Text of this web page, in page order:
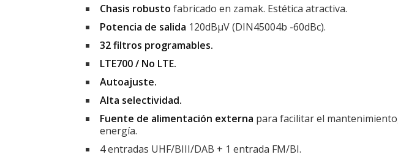
Chasis robusto fabricado en zamak. Estética atractiva.
Potencia de salida 120dBµV (DIN45004b -60dBc).
32 filtros programables.
LTE700 / No LTE.
Autoajuste.
Alta selectividad.
Fuente de alimentación externa para facilitar el
energía.
4 entradas UHF/BIII/DAB + 1 entrada FM/BI.